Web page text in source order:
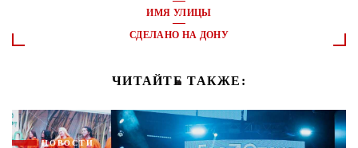
ИМЯ УЛИЦЫ
СДЕЛАНО НА ДОНУ
ЧИТАЙТЕ ТАКЖЕ:
НОВОСТИ